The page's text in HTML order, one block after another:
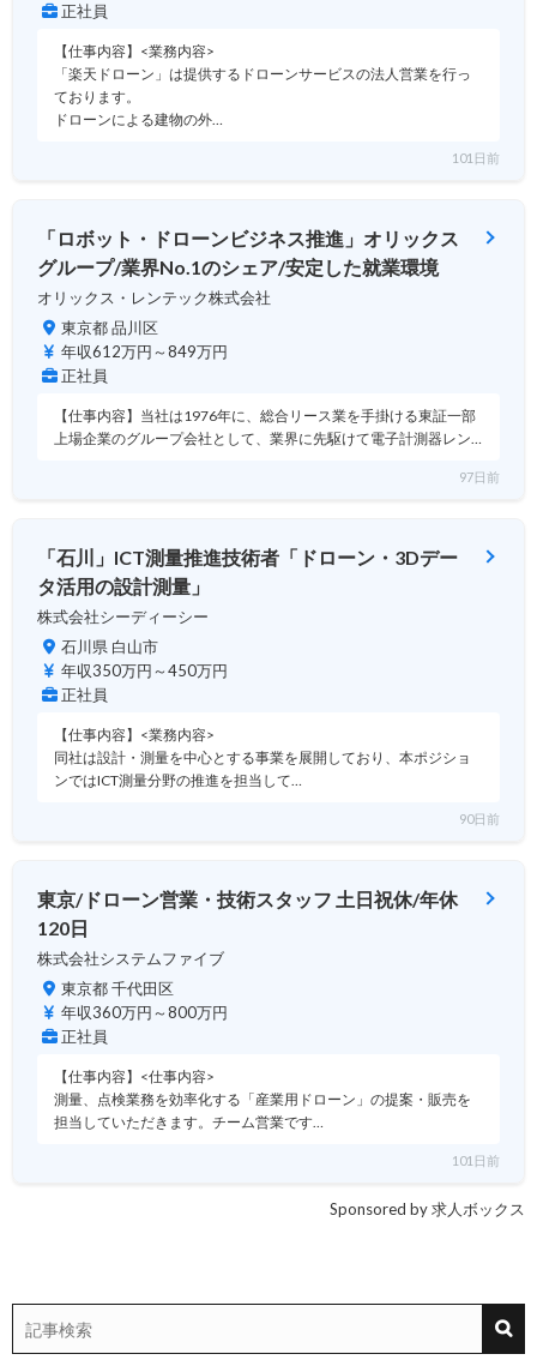
正社員
【仕事内容】<業務内容>
「楽天ドローン」は提供するドローンサービスの法人営業を行っ
ております。
ドローンによる建物の外…
101日前
「ロボット・ドローンビジネス推進」オリックス
グループ/業界No.1のシェア/安定した就業環境
オリックス・レンテック株式会社
東京都 品川区
年収612万円～849万円
正社員
【仕事内容】当社は1976年に、総合リース業を手掛ける東証一部
上場企業のグループ会社として、業界に先駆けて電子計測器レン…
97日前
「石川」ICT測量推進技術者「ドローン・3Dデー
タ活用の設計測量」
株式会社シーディーシー
石川県 白山市
年収350万円～450万円
正社員
【仕事内容】<業務内容>
同社は設計・測量を中心とする事業を展開しており、本ポジショ
ンではICT測量分野の推進を担当して…
90日前
東京/ドローン営業・技術スタッフ 土日祝休/年休
120日
株式会社システムファイブ
東京都 千代田区
年収360万円～800万円
正社員
【仕事内容】<仕事内容>
測量、点検業務を効率化する「産業用ドローン」の提案・販売を
担当していただきます。チーム営業です…
101日前
Sponsored by 求人ボックス